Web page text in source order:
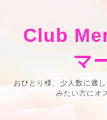
Club
マ
おひとり様、少人数に適
みたい方にオ